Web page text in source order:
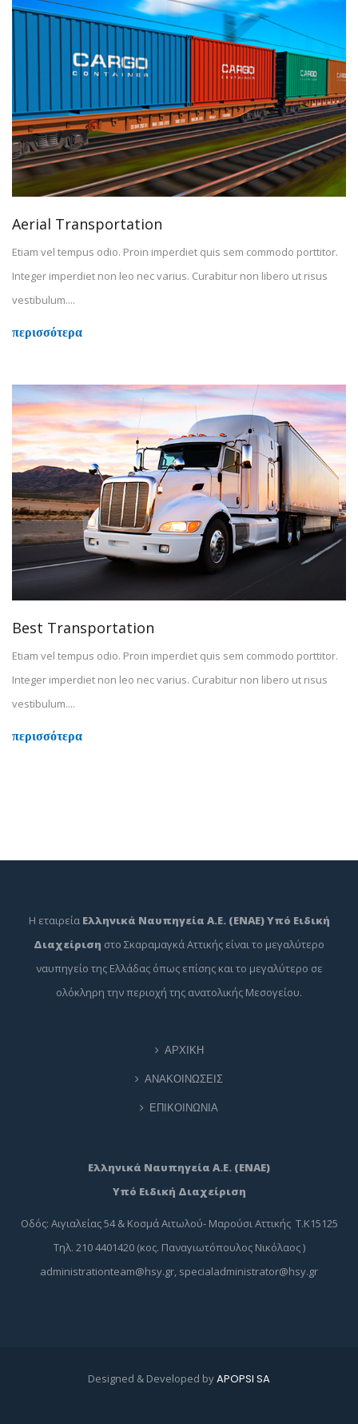
Aerial Transportation
Etiam vel tempus odio. Proin imperdiet quis sem commodo porttitor.
Integer imperdiet non leo nec varius. Curabitur non libero ut risus
vestibulum....
περισσότερα
Best Transportation
Etiam vel tempus odio. Proin imperdiet quis sem commodo porttitor.
Integer imperdiet non leo nec varius. Curabitur non libero ut risus
vestibulum....
περισσότερα
Η εταιρεία Ελληνικά Ναυπηγεία Α.Ε. (ΕΝΑΕ) Υπό Ειδική
Διαχείριση στο Σκαραμαγκά Αττικής είναι το μεγαλύτερο
ναυπηγείο της Ελλάδας όπως επίσης και το μεγαλύτερο σε
ολόκληρη την περιοχή της ανατολικής Μεσογείου.
ΑΡΧΙΚΗ
ΑΝΑΚΟΙΝΩΣΕΙΣ
ΕΠΙΚΟΙΝΩΝΙΑ
Ελληνικά Ναυπηγεία Α.Ε. (ΕΝΑΕ)
Υπό Ειδική Διαχείριση
Οδός: Αιγιαλείας 54 & Κοσμά Αιτωλού- Μαρούσι Αττικής Τ.Κ15125
Τηλ. 210 4401420 (κος. Παναγιωτόπουλος Νικόλαος )
administrationteam@hsy.gr specialadministrator@hsy.gr
Designed & Developed byAPOPSI SA